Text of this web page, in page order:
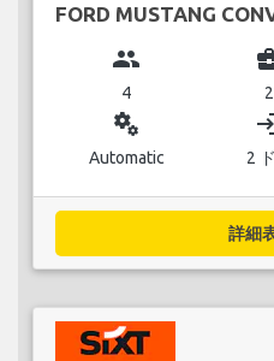
FORD MUSTANG
group
4 2
miscellaneous_services
Automatic 2
詳細